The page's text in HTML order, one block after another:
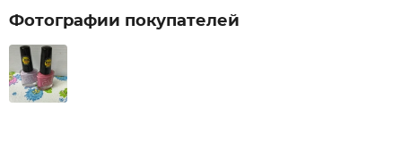
Фотографии покупателей